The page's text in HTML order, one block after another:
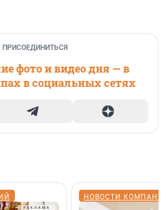
ПРИСОЕДИНИТЬСЯ
фото и видео дня — в
в социальных сетях
НОВОСТИ